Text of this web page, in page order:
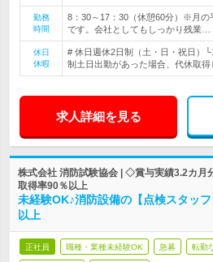
勤務
時間
8：30～17：30（休憩60分）※月の
です。会社としてもしっかり残業…
休日
休暇
# 休日週休2日制（土・日・祝日）
制土日出勤があった場合、代休取得
求人詳細を見る
株式会社 消防試験協会 | ◇賞与実績3.2カ
取得率90％以上
未経験OK♪消防設備の【点検スタッ
以上
正社員 職種・業種未経験OK 急募 転勤